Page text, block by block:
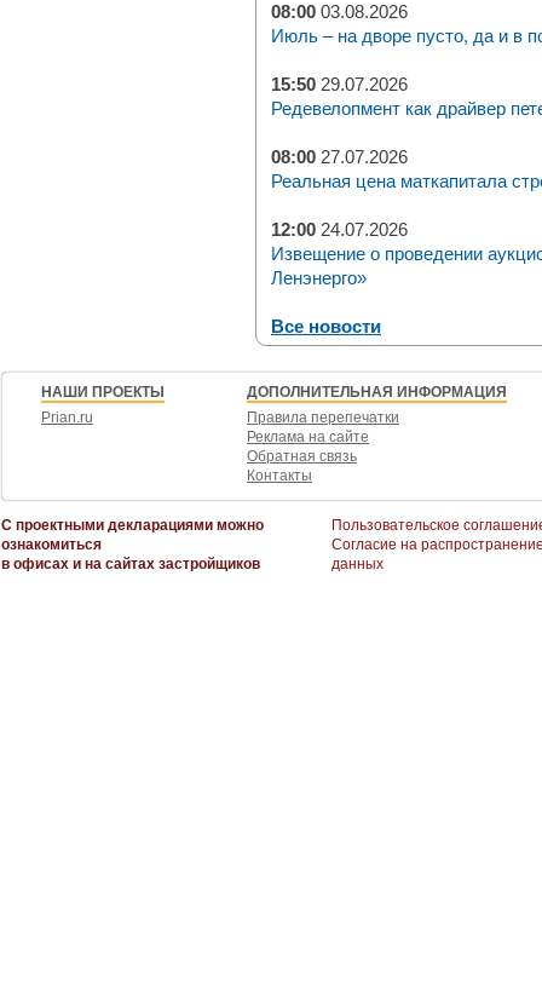
08:00 03.08.2026
Июль – на дворе пусто, да и в
15:50 29.07.2026
Редевелопмент как драйвер
08:00 27.07.2026
Реальная цена маткапитала
12:00 24.07.2026
Извещение о проведении
Ленэнерго»
Все новости
НАШИ ПРОЕКТЫ
Prian.ru
ДОПОЛНИТЕЛЬНАЯ ИНФОРМАЦИЯ
Правила перепечатки
Реклама на сайте
Обратная связь
Контакты
С проектными декларациями можно
ознакомиться
в офисах и на сайтах застройщиков
Пользовательское
Согласие на
данных